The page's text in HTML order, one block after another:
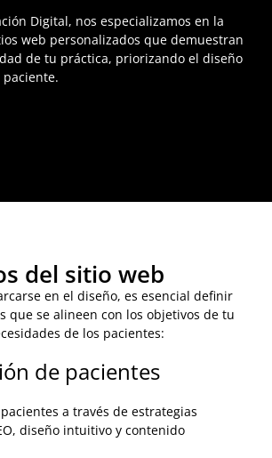
Digital, nos especializamos en la
web personalizados que demuestran
de tu práctica, priorizando el diseño
del sitio web
en el diseño, es esencial definir
que se alineen con los objetivos de tu
de los pacientes:
de pacientes
a través de estrategias
diseño intuitivo y contenido